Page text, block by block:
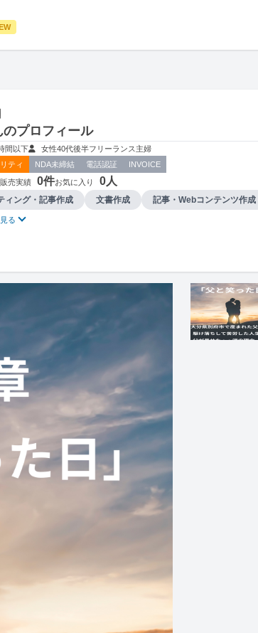
プロフィール
間以下 女性40代後半フリーランス主婦
ティ NDA未締結 電話認証 INVOICE
売実績 0件お気に入り 0人
ィング・記事作成 文書作成
記事・Webコンテンツ作成
る